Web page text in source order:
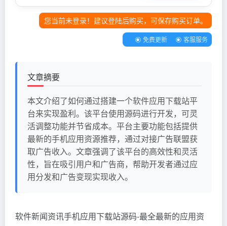
您当前未登录！建议登陆后购买，可保存购买订单。
免费更新 客服服务
文章摘要
本文介绍了如何通过搭建一个软件应用下载站平
台来实现盈利。该平台使用源码进行开发，可灵
活调整功能并节省成本。平台主要功能包括提供
最新的手机应用资源推荐，通过对接广告联盟获
取广告收入。文章强调了该平台的高效性和灵活
性，旨在吸引用户和广告商，帮助开发者通过应
用分发和广告变现实现收入。
软件新闻资讯手机应用下载站源码-最全最新的应用资